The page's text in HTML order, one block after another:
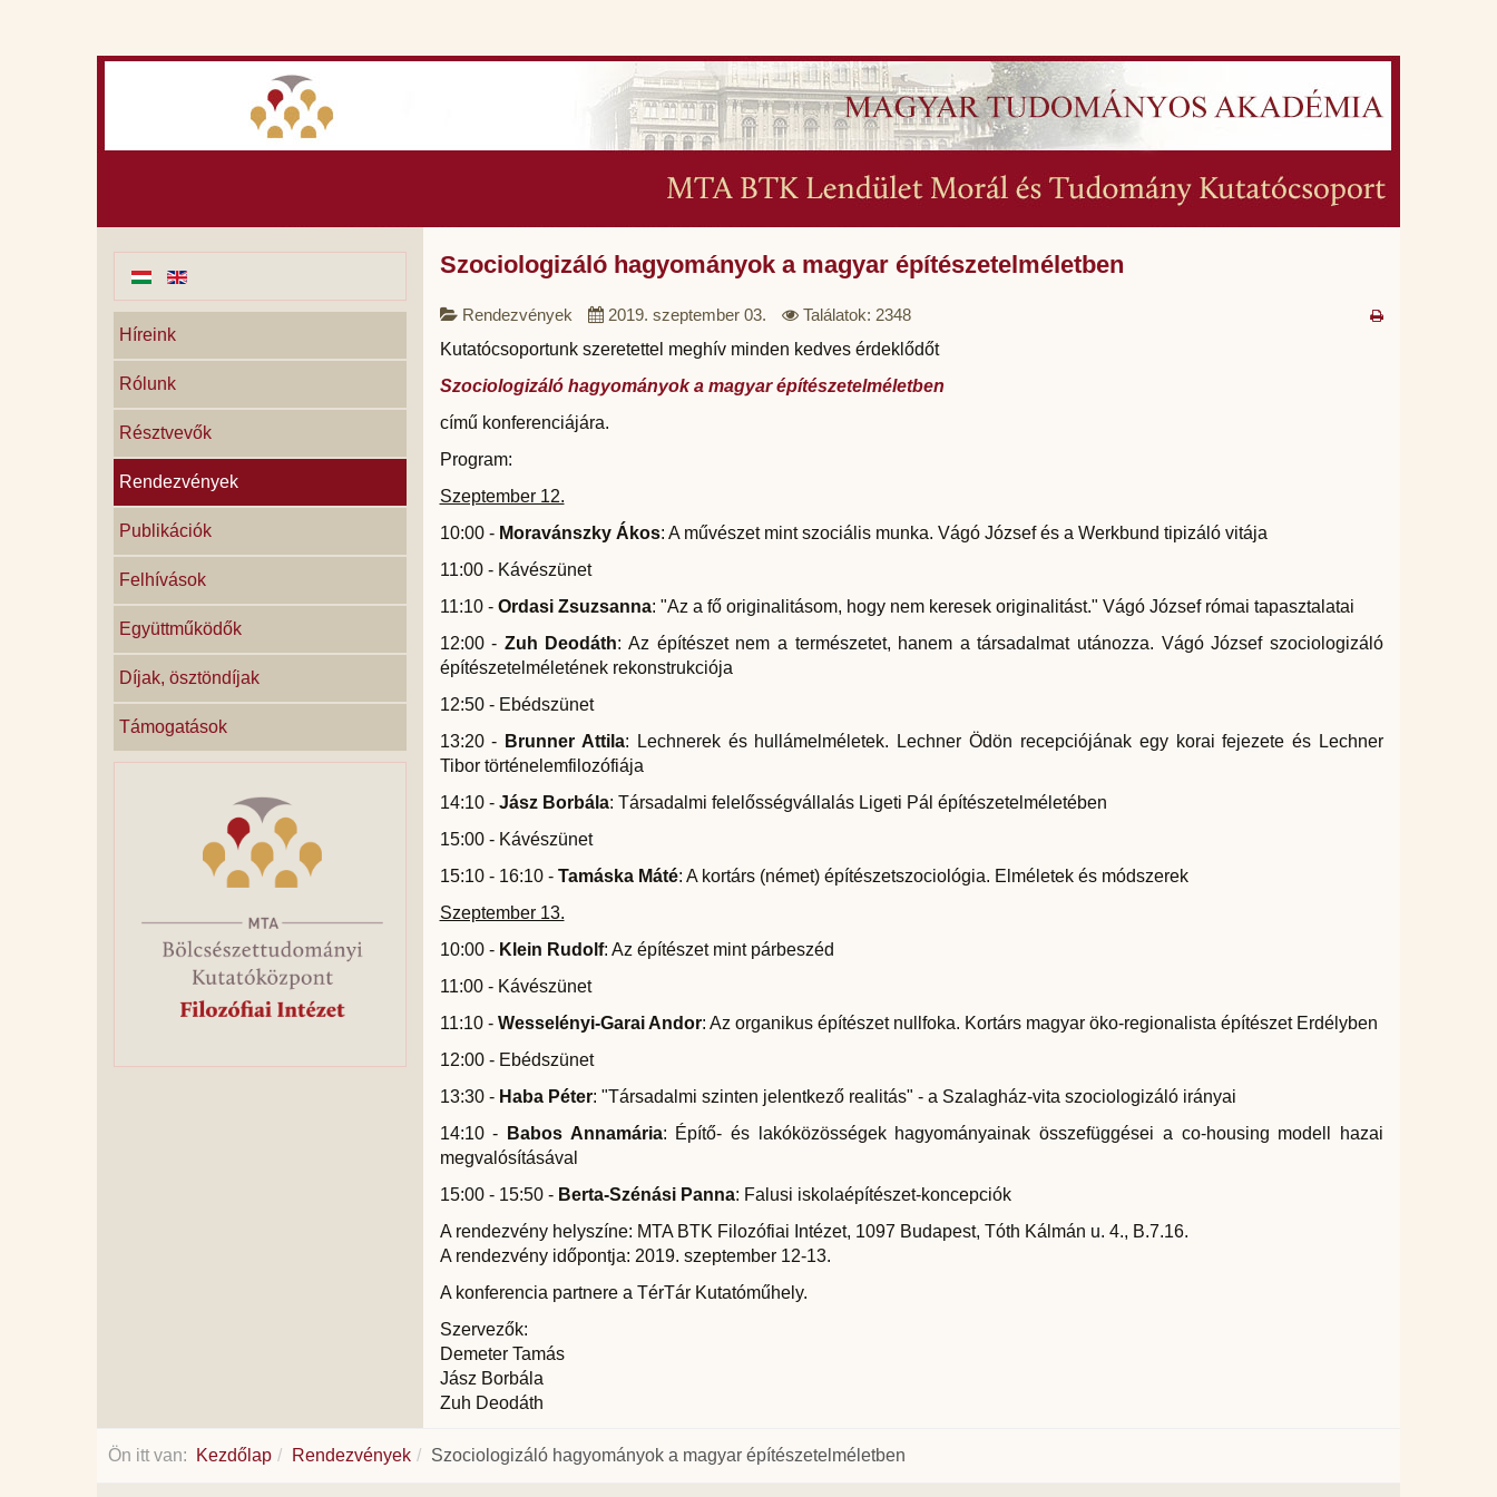
Szociologizáló hagyományok a magyar építészetelméletben
Rendezvények 2019. szeptember 03.
Találatok: 2348
Kutatócsoportunk szeretettel meghív minden kedves érdeklődőt
Szociologizáló hagyományok a magyar építészetelméletben
című konferenciájára.
Program:
Szeptember 12.
10:00 - Moravánszky Ákos: A művészet mint szociális munka. Vágó József és a Werkbund tipizáló vitája
11:00 - Kávészünet
11:10 - Ordasi Zsuzsanna: "Az a fő originalitásom, hogy nem keresek originalitást." Vágó József római tapasztalatai
12:00 - Zuh Deodáth: Az építészet nem a természetet, hanem a társadalmat utánozza. Vágó József szociologizáló
építészetelméletének rekonstrukciója
12:50 - Ebédszünet
13:20 - Brunner Attila: Lechnerek és hullámelméletek. Lechner Ödön recepciójának egy korai fejezete és Lechner
Tibor történelemfilozófiája
14:10 - Jász Borbála: Társadalmi felelősségvállalás Ligeti Pál építészetelméletében
15:00 - Kávészünet
15:10 - 16:10 - Tamáska Máté: A kortárs (német) építészetszociológia. Elméletek és módszerek
Szeptember 13.
10:00 - Klein Rudolf: Az építészet mint párbeszéd
11:00 - Kávészünet
11:10 - Wesselényi-Garai Andor: Az organikus építészet nullfoka. Kortárs magyar öko-regionalista építészet Erdélyben
12:00 - Ebédszünet
13:30 - Haba Péter: "Társadalmi szinten jelentkező realitás" - a Szalagház-vita szociologizáló irányai
14:10 -
Babos Annamária: Építő- és lakóközösségek hagyományainak összefüggései a co-housing modell hazai
megvalósításával
15:00 - 15:50 - Berta-Szénási Panna: Falusi iskolaépítészet-koncepciók
A rendezvény helyszíne: MTA BTK Filozófiai Intézet, 1097 Budapest, Tóth Kálmán u. 4., B.7.16.
A rendezvény időpontja: 2019. szeptember 12-13.
A konferencia partnere a TérTár Kutatóműhely.
Szervezők:
Demeter Tamás
Jász Borbála
Zuh Deodáth
Híreink
Rólunk
Résztvevők
Rendezvények
Publikációk
Felhívások
Együttműködők
Díjak, ösztöndíjak
Támogatások
Ön itt van: Kezdőlap Rendezvények Szociologizáló hagyományok a magyar építészetelméletben